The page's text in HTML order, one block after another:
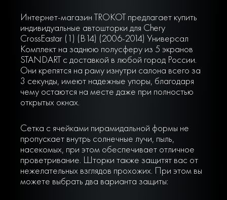
Интернет-магазин TROKOT предлагает купить
индивидуальные автошторки для Chery
CrossEastar (1) (B14) (2006-2014) Универсал
Комплект на заднюю полусферу из 5 экранов
STANDART с доставкой в любой город России.
Они крепятся на раму изнутри салона всего за
3 секунды, имеют надежные упоры, благодаря
чему остаются на месте даже при полностью
открытых окнах.
Сетка с ячейками пирамидальной формы не
пропускает внутрь солнечные лучи, пыль,
насекомых, при этом обеспечивает отличное
проветривание. Шторки также защитят вас от
нежелательных взглядов прохожих. При этом вы
можете выбрать два варианта защиты: